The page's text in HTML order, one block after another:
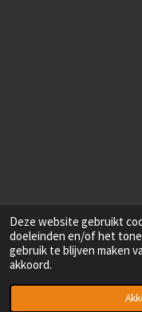
Deze website gebruikt
doeleinden en/of het
gebruik te blijven maken
akkoord.